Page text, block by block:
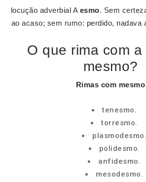
locução adverbial A esmo. Sem
ao acaso; sem rumo: perdido, nadava
O que rima com
mesmo?
Rimas com mesmo
tenesmo.
torresmo.
plasmodesmo.
polidesmo.
anfidesmo.
mesodesmo.